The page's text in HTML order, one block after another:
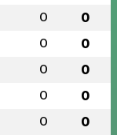
0 0
0 0
0 0
0 0
0 0